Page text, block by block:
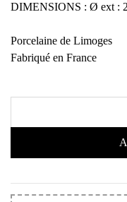
DIMENSIONS : Ø ext :
Porcelaine de Limoges
Fabriqué en France